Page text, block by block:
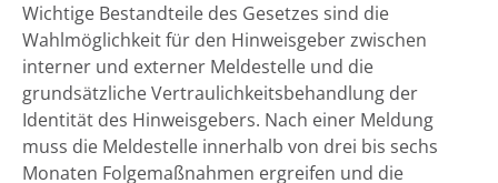
Wichtige Bestandteile des Gesetzes sind die
Wahlmöglichkeit für den Hinweisgeber zwischen
interner und externer Meldestelle und die
grundsätzliche Vertraulichkeitsbehandlung der
Identität des Hinweisgebers. Nach einer Meldung
muss die Meldestelle innerhalb von drei bis sechs
Monaten Folgemaßnahmen ergreifen und die